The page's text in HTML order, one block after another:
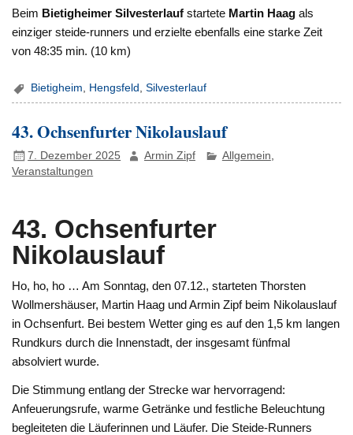
Beim Bietigheimer Silvesterlauf startete Martin Haag als
einziger steide-runners und erzielte ebenfalls eine starke Zeit
von 48:35 min. (10 km)
Bietigheim Hengsfeld ,Silvesterlauf
43. Ochsenfurter Nikolauslauf
7. Dezember 2025 Armin Zipf Allgemein
Veranstaltungen
43. Ochsenfurter
Nikolauslauf
Ho, ho, ho … Am Sonntag, den 07.12., starteten Thorsten
Wollmershäuser, Martin Haag und Armin Zipf beim Nikolauslauf
in Ochsenfurt. Bei bestem Wetter ging es auf den 1,5 km langen
Rundkurs durch die Innenstadt, der insgesamt fünfmal
absolviert wurde.
Die Stimmung entlang der Strecke war hervorragend:
Anfeuerungsrufe, warme Getränke und festliche Beleuchtung
begleiteten die Läuferinnen und Läufer. Die Steide-Runners